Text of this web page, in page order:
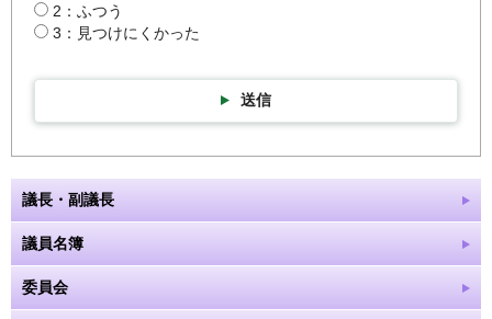
2：ふつう
3：見つけにくかった
送信
議長・副議長
議員名簿
委員会